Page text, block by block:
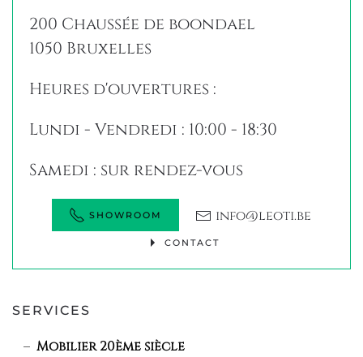
200 Chaussée de boondael
1050 Bruxelles
Heures d'ouvertures :
Lundi - Vendredi : 10:00 - 18:30
Samedi : sur rendez-vous
SHOWROOM info@leoti.be
CONTACT
SERVICES
Mobilier 20ème siècle